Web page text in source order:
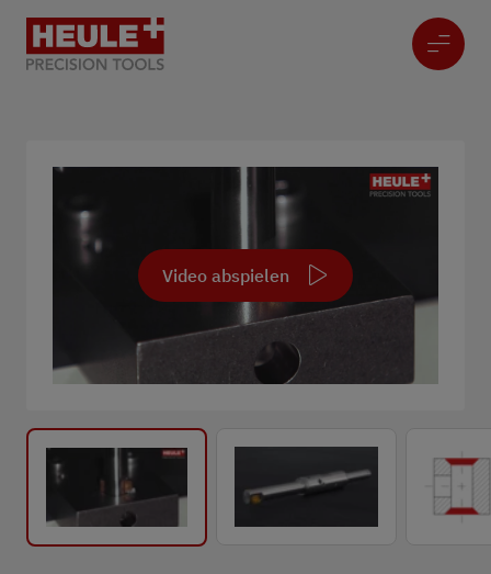
Video abspielen